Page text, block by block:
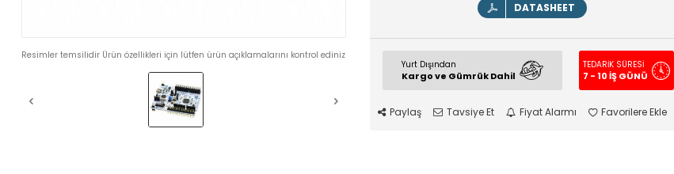
Resimler temsilidir Ürün özellikleri için lütfen ürün açıklamalarını kontrol ediniz
DATASHEET
Yurt Dışından
Kargo ve Gümrük Dahil
TEDARİK SÜRESİ
7 - 10 İŞ GÜNÜ
Paylaş Tavsiye Et Fiyat Alarmı Favorilere Ekle